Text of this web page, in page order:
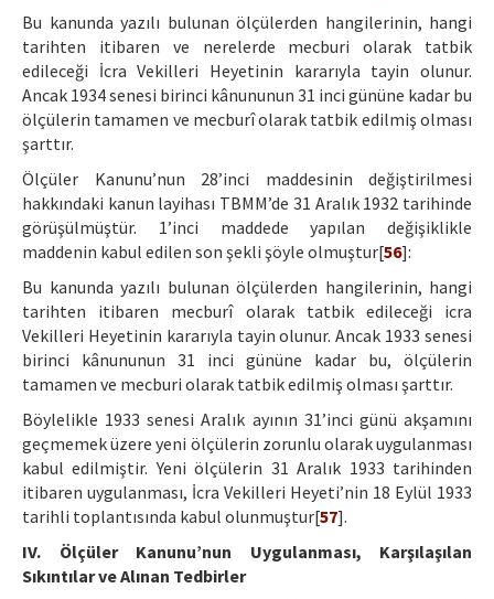
Bu kanunda yazılı bulunan ölçülerden hangilerinin, hangi
tarihten itibaren ve nerelerde mecburi olarak tatbik
edileceği İcra Vekilleri Heyetinin kararıyla tayin olunur.
Ancak 1934 senesi birinci kânununun 31 inci gününe kadar bu
ölçülerin tamamen ve mecburî olarak tatbik edilmiş olması
şarttır.
Ölçüler Kanunu’nun 28’inci maddesinin değiştirilmesi
hakkındaki kanun layihası TBMM’de 31 Aralık 1932 tarihinde
görüşülmüştür. 1’inci maddede yapılan değişiklikle
maddenin kabul edilen son şekli şöyle olmuştur[56]:
Bu kanunda yazılı bulunan ölçülerden hangilerinin, hangi
tarihten itibaren mecburî olarak tatbik edileceği icra
Vekilleri Heyetinin kararıyla tayin olunur. Ancak 1933 senesi
birinci kânununun 31 inci gününe kadar bu, ölçülerin
tamamen ve mecburi olarak tatbik edilmiş olması şarttır.
Böylelikle 1933 senesi Aralık ayının 31’inci günü akşamını
geçmemek üzere yeni ölçülerin zorunlu olarak uygulanması
kabul edilmiştir. Yeni ölçülerin 31 Aralık 1933 tarihinden
itibaren uygulanması, İcra Vekilleri Heyeti’nin 18 Eylül 1933
tarihli toplantısında kabul olunmuştur[57].
IV. Ölçüler Kanunu’nun Uygulanması, Karşılaşılan
Sıkıntılar ve Alınan Tedbirler